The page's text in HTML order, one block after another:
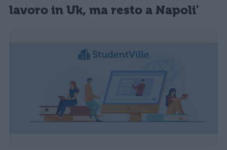
lavoro in Uk, ma resto a Napoli'